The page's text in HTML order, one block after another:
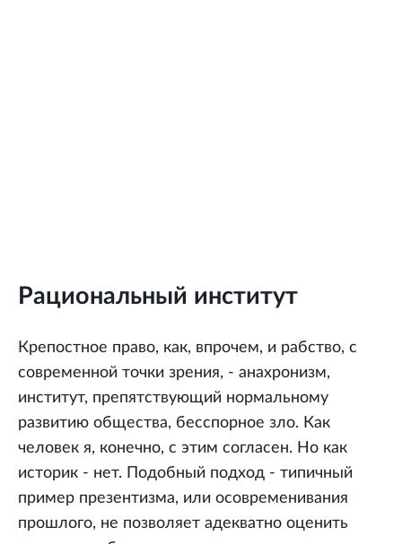
Рациональный институт
Крепостное право, как, впрочем, и рабство, с
современной точки зрения, - анахронизм,
институт, препятствующий нормальному
развитию общества, бесспорное зло. Как
человек я, конечно, с этим согласен. Но как
историк - нет. Подобный подход - типичный
пример презентизма, или осовременивания
прошлого, не позволяет адекватно оценить